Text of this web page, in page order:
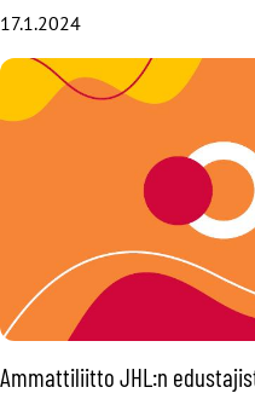
17.1.2024
Ammattiliitto JHL:n